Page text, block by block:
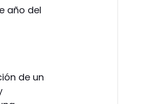
año del
de un